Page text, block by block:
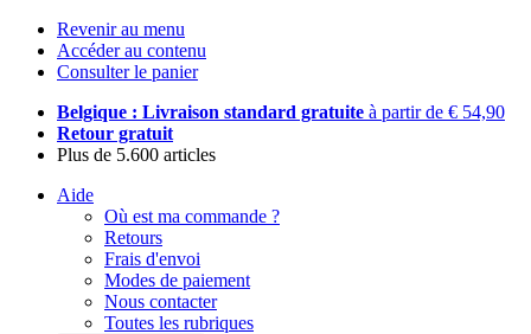
Revenir au menu
Accéder au contenu
Consulter le panier
Belgique : Livraison standard gratuite à partir de € 54,90
Retour gratuit
Plus de 5.600 articles
Aide
Où est ma commande ?
Retours
Frais d'envoi
Modes de paiement
Nous contacter
Toutes les rubriques